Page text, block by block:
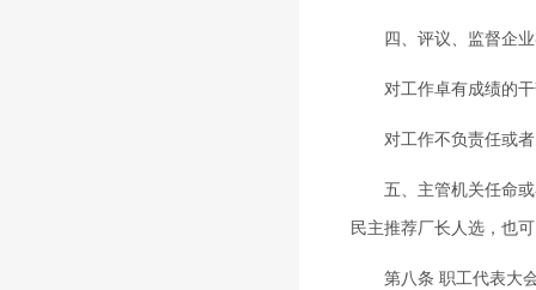
四、评议、监督企业
对工作卓有成绩的干
对工作不负责任或者
五、主管机关任命或
民主推荐厂长人选，也
第八条 职工代表大会